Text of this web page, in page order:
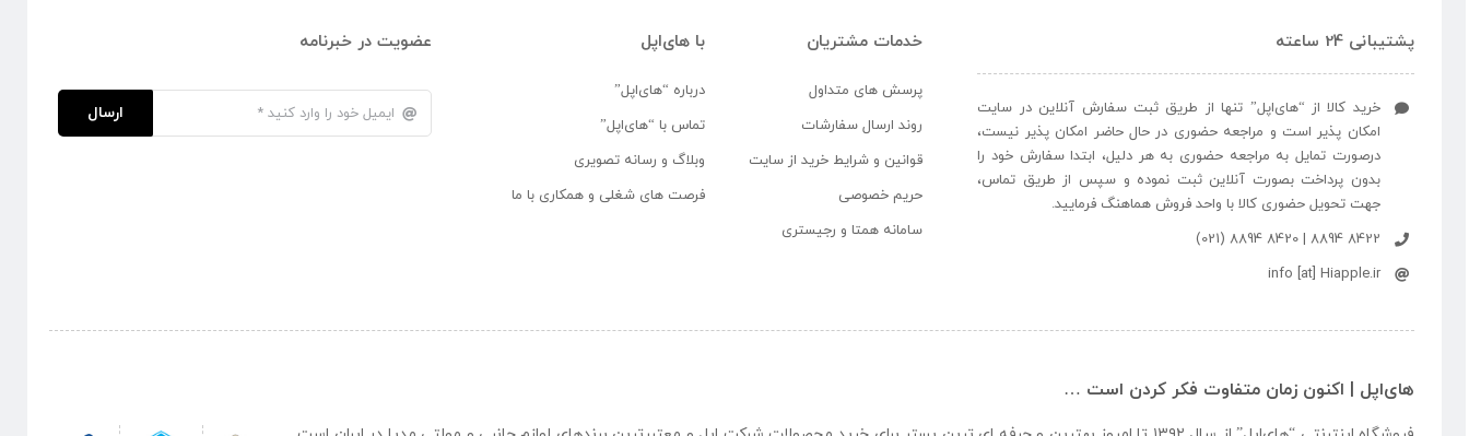
پشتیبانی 24 ساعته
خرید کالا از “های‌اپل” تنها از طریق ثبت سفارش آنلاین در سایت
امکان پذیر است و مراجعه حضوری در حال حاضر امکان پذیر نیست،
درصورت تمایل به مراجعه حضوری به هر دلیل، ابتدا سفارش خود را
بدون پرداخت بصورت آنلاین ثبت نموده و سپس از طریق تماس،
جهت تحویل حضوری کالا با واحد فروش هماهنگ فرمایید.
8422 8894 | 8420 8894 (021)
info [at] Hiapple.ir
خدمات مشتریان
پرسش های متداول
روند ارسال سفارشات
قوانین و شرایط خرید از سایت
حریم خصوصی
سامانه همتا و رجیستری
با های‌اپل
درباره “های‌اپل”
تماس با “های‌اپل”
وبلاگ و رسانه تصویری
فرصت های شغلی و همکاری با ما
عضویت در خبرنامه
ارسال
های‌اپل | اکنون زمان متفاوت فکر کردن است …